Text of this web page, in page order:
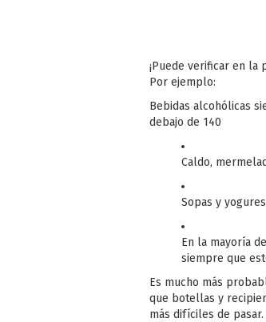
¡Puede verificar en la
Por ejemplo:
Bebidas alcohólicas
debajo de 140
Caldo,
Sopas y yogures
En la mayoría
siempre que
Es mucho más
que botellas y
más difíciles de